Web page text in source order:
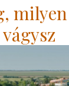
vágysz